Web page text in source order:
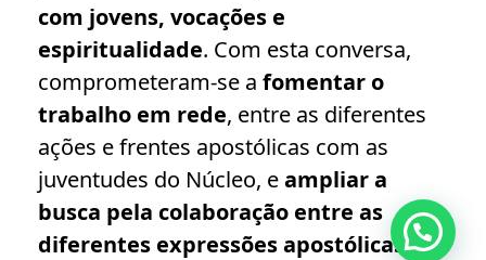
com jovens, vocações e
espiritualidade. Com esta conversa,
comprometeram-se a fomentar o
trabalho em rede, entre as diferentes
ações e frentes apostólicas com as
juventudes do Núcleo, eampliar a
busca pela colaboração entre as
diferentes expressões apostólicasque